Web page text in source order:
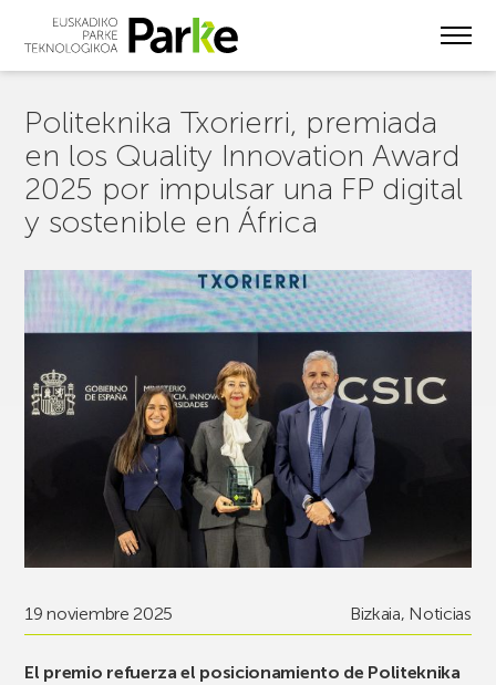
Politeknika Txorierri, premiada
en los Quality Innovation Award
2025 por impulsar una FP digital
y sostenible en África
19 noviembre 2025 Bizkaia, Noticias
El premio refuerza el posicionamiento de Politeknika